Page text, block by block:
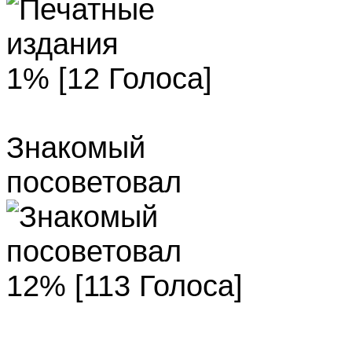
1% [12 Голоса]
Знакомый
посоветовал
12% [113 Голоса]